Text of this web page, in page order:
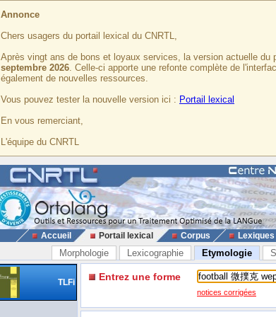
Annonce
Chers usagers du portail lexical du CNRTL,
Après vingt ans de bons et loyaux services, la version actuelle du
septembre 2026. Celle-ci apporte une refonte complète de
également de nouvelles ressources.
Vous pouvez tester la nouvelle version ici : Portail lexical
En vous remerciant,
L'équipe du CNRTL
Accueil Portail lexical Corpus Lexiques
Morphologie Lexicographie Etymologie
TLFi Entrez une forme
notices corrigées